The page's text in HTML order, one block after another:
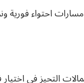
احتواء فورية
التحيز في